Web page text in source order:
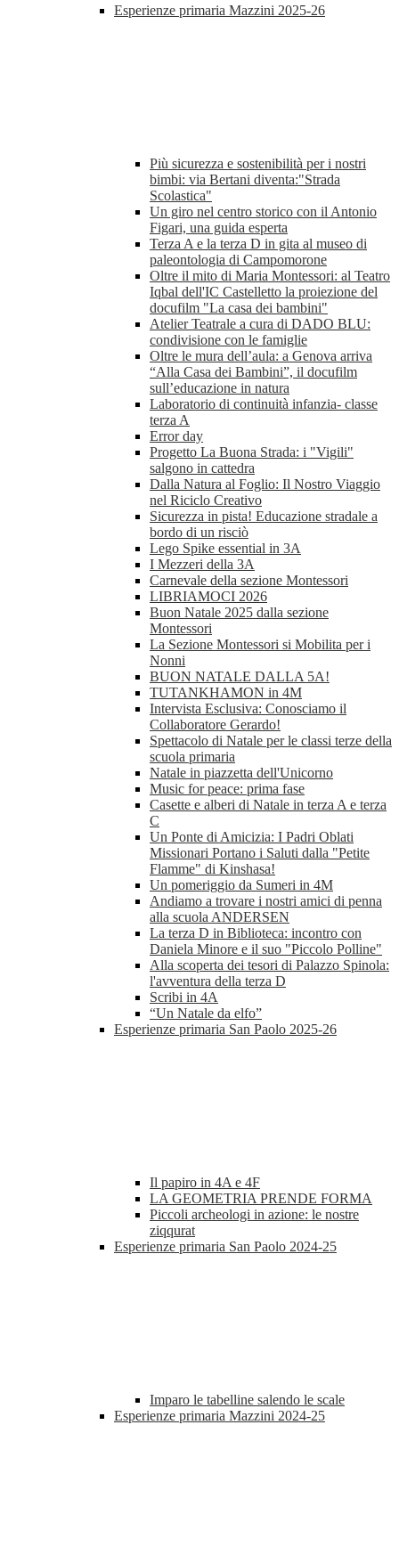
Esperienze primaria Mazzini 2025-26
Più sicurezza e sostenibilità per i nostri
bimbi: via Bertani diventa:"Strada
Scolastica"
Un giro nel centro storico con il Antonio
Figari, una guida esperta
Terza A e la terza D in gita al museo di
paleontologia di Campomorone
Oltre il mito di Maria Montessori: al Teatro
Iqbal dell'IC Castelletto la proiezione del
docufilm "La casa dei bambini"
Atelier Teatrale a cura di DADO BLU:
condivisione con le famiglie
Oltre le mura dell’aula: a Genova arriva
“Alla Casa dei Bambini”, il docufilm
sull’educazione in natura
Laboratorio di continuità infanzia- classe
terza A
Error day
Progetto La Buona Strada: i "Vigili"
salgono in cattedra
Dalla Natura al Foglio: Il Nostro Viaggio
nel Riciclo Creativo
Sicurezza in pista! Educazione stradale a
bordo di un risciò
Lego Spike essential in 3A
I Mezzeri della 3A
Carnevale della sezione Montessori
LIBRIAMOCI 2026
Buon Natale 2025 dalla sezione
Montessori
La Sezione Montessori si Mobilita per i
Nonni
BUON NATALE DALLA 5A!
TUTANKHAMON in 4M
Intervista Esclusiva: Conosciamo il
Collaboratore Gerardo!
Spettacolo di Natale per le classi terze della
scuola primaria
Natale in piazzetta dell'Unicorno
Music for peace: prima fase
Casette e alberi di Natale in terza A e terza
C
Un Ponte di Amicizia: I Padri Oblati
Missionari Portano i Saluti dalla "Petite
Flamme" di Kinshasa!
Un pomeriggio da Sumeri in 4M
Andiamo a trovare i nostri amici di penna
alla scuola ANDERSEN
La terza D in Biblioteca: incontro con
Daniela Minore e il suo "Piccolo Polline"
Alla scoperta dei tesori di Palazzo Spinola:
l'avventura della terza D
Scribi in 4A
“Un Natale da elfo”
Esperienze primaria San Paolo 2025-26
Il papiro in 4A e 4F
LA GEOMETRIA PRENDE FORMA
Piccoli archeologi in azione: le nostre
ziqqurat
Esperienze primaria San Paolo 2024-25
Imparo le tabelline salendo le scale
Esperienze primaria Mazzini 2024-25